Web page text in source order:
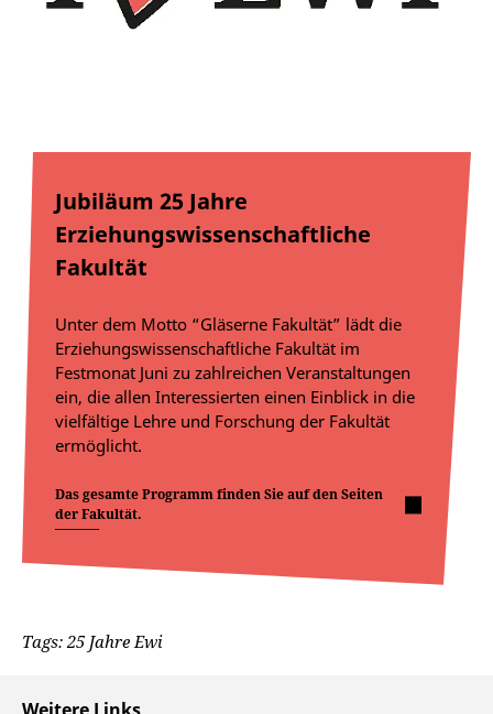
Jubiläum 25 Jahre
Erziehungswissenschaftliche
Fakultät
Unter dem Motto “Gläserne Fakultät” lädt die
Erziehungswissenschaftliche Fakultät im
Festmonat Juni zu zahlreichen Veranstaltungen
ein, die allen Interessierten einen Einblick in die
vielfältige Lehre und Forschung der Fakultät
ermöglicht.
Das gesamte Programm finden Sie auf den Seiten
der Fakultät.
Tags: 25 Jahre Ewi